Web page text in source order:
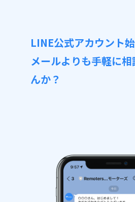
LINE公式アカウント
メールよりも手軽に
んか？